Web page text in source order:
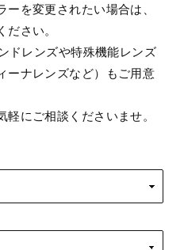
を変更されたい場合は、
ださい。
ドレンズや特殊機能レンズ
ーナレンズなど）もご用意
にご相談くださいませ。